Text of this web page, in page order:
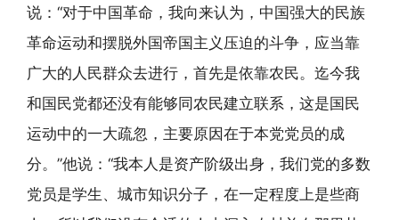
说：“对于中国革命，我向来认为，中国强大的民族
革命运动和摆脱外国帝国主义压迫的斗争，应当靠
广大的人民群众去进行，首先是依靠农民。迄今我
和国民党都还没有能够同农民建立联系，这是国民
运动中的一大疏忽，主要原因在于本党党员的成
分。”他说：“我本人是资产阶级出身，我们党的多数
党员是学生、城市知识分子，在一定程度上是些商